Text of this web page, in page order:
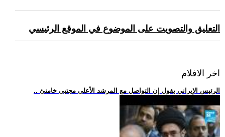
التعليق والتصويت على الموضوع في الموقع الرئيسي
اخر الافلام
.. الرئيس الإيراني يقول إن التواصل مع المرشد الأعلى مجتبى خامنئ